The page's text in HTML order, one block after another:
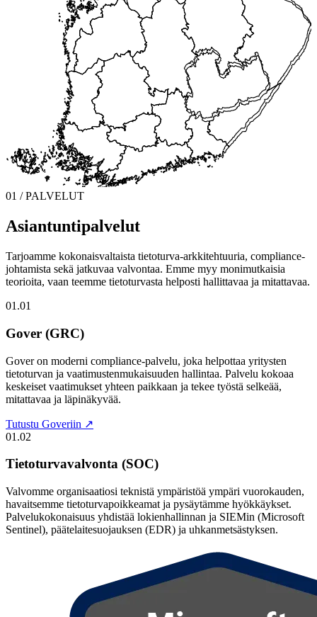
01 / PALVELUT
Asiantuntipalvelut
Tarjoamme kokonaisvaltaista tietoturva-arkkitehtuuria, compliance-
johtamista sekä jatkuvaa valvontaa. Emme myy monimutkaisia
teorioita, vaan teemme tietoturvasta helposti hallittavaa ja mitattavaa.
01.01
Gover (GRC)
Gover on moderni compliance-palvelu, joka helpottaa yritysten
tietoturvan ja vaatimustenmukaisuuden hallintaa. Palvelu kokoaa
keskeiset vaatimukset yhteen paikkaan ja tekee työstä selkeää,
mitattavaa ja läpinäkyvää.
Tutustu Goveriin ↗
01.02
Tietoturvavalvonta (SOC)
Valvomme organisaatiosi teknistä ympäristöä ympäri vuorokauden,
havaitsemme tietoturvapoikkeamat ja pysäytämme hyökkäykset.
Palvelukokonaisuus yhdistää lokienhallinnan ja SIEMin (Microsoft
Sentinel), päätelaitesuojauksen (EDR) ja uhkanmetsästyksen.